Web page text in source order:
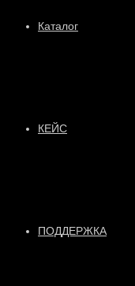
Каталог
КЕЙС
ПОДДЕРЖКА